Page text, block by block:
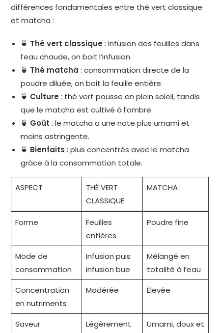
différences fondamentales entre thé vert classique
et matcha :
🍵 Thé vert classique : infusion des feuilles dans
l’eau chaude, on boit l’infusion.
🍵 Thé matcha : consommation directe de la
poudre diluée, on boit la feuille entière.
🍵 Culture : thé vert pousse en plein soleil, tandis
que le matcha est cultivé à l’ombre.
🍵 Goût : le matcha a une note plus umami et
moins astringente.
🍵 Bienfaits : plus concentrés avec le matcha
grâce à la consommation totale.
ASPECT
THÉ VERT
CLASSIQUE
MATCHA
Forme
Feuilles
entières
Poudre fine
Mode de
consommation
Infusion puis
infusion bue
Mélangé en
totalité à l’eau
Concentration
en nutriments
Modérée Élevée
Saveur
Légèrement
Umami, doux et